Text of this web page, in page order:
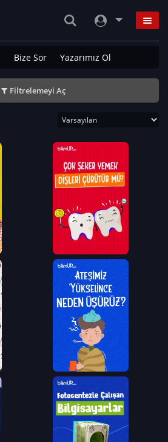
Bize Sor Yazarımız Ol
Filtrelemeyi Aç